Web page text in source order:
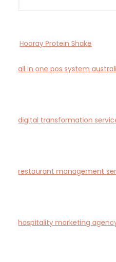
Hooray Protein Shake
all in one pos system
digital transformation
restaurant management
hospitality marketing